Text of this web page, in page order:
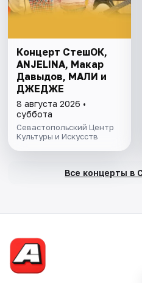
Концерт СтешОК,
ANJELINA, Макар
Давыдов, МАЛИ и
ДЖЕДЖЕ
8 августа 2026 •
суббота
Севастопольский Центр
Культуры и Искусств
Все концерты в